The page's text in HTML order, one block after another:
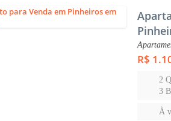
R$
2
3
À